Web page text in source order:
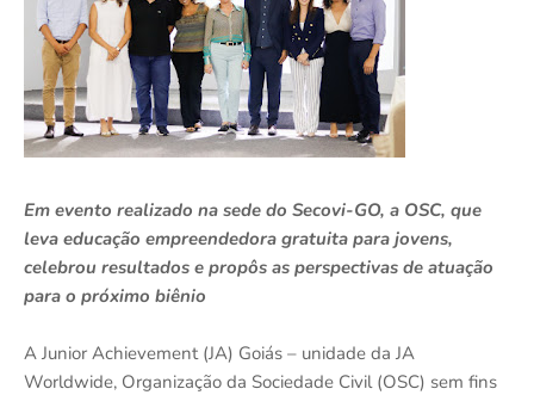
Em evento realizado na sede do Secovi-GO, a OSC, que
leva educação empreendedora gratuita para jovens,
celebrou resultados e propôs as perspectivas de atuação
para o próximo biênio
A Junior Achievement (JA) Goiás – unidade da JA
Worldwide, Organização da Sociedade Civil (OSC) sem fins